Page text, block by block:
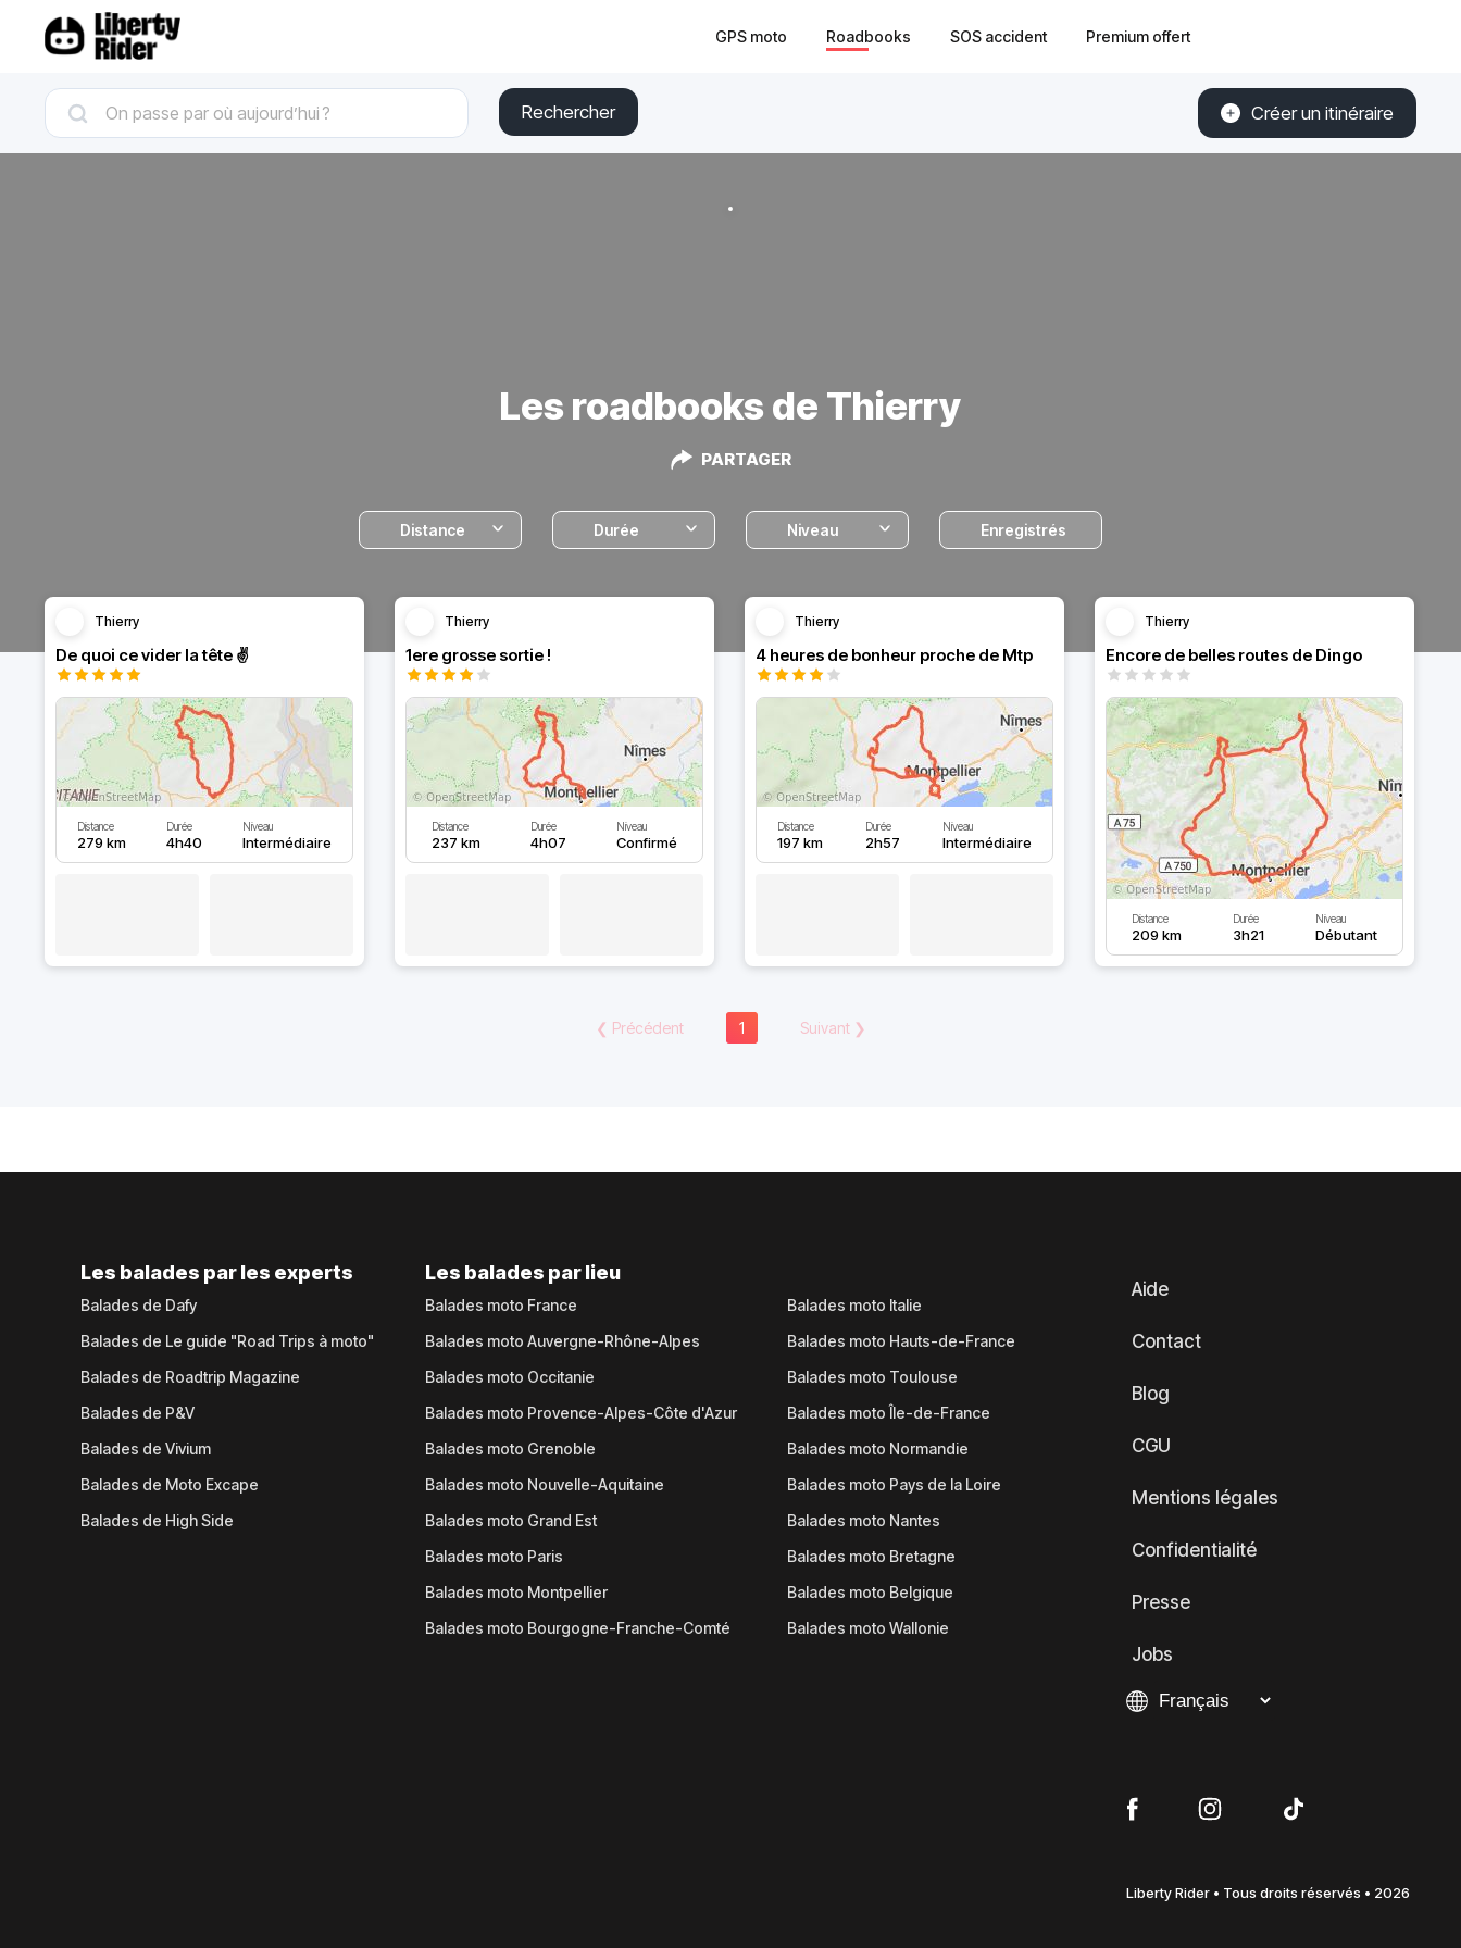
GPS moto Roadbooks SOS accident Premium offert
Rechercher Créer un itinéraire
Les roadbooks de Thierry
PARTAGER
Distance Durée Niveau Enregistrés
Thierry
De quoi ce vider la tête ✌️
Distance
279 km
Durée
4h40
Niveau
Intermédiaire
Thierry
1ere grosse sortie !
Distance
237 km
Durée
4h07
Niveau
Confirmé
Thierry
4 heures de bonheur proche de Mtp
Distance
197 km
Durée
2h57
Niveau
Intermédiaire
Thierry
Encore de belles routes de Dingo
Distance
209 km
Durée
3h21
Niveau
Débutant
❮ Précédent 1 Suivant❯
Les balades par les experts
Balades de Dafy
Balades de Le guide "Road Trips à moto"
Balades de Roadtrip Magazine
Balades de P&V
Balades de Vivium
Balades de Moto Excape
Balades de High Side
Les balades par lieu
Balades moto France
Balades moto Auvergne-Rhône-Alpes
Balades moto Occitanie
Balades moto Provence-Alpes-Côte d'Azur
Balades moto Grenoble
Balades moto Nouvelle-Aquitaine
Balades moto Grand Est
Balades moto Paris
Balades moto Montpellier
Balades moto Bourgogne-Franche-Comté
Balades moto Italie
Balades moto Hauts-de-France
Balades moto Toulouse
Balades moto Île-de-France
Balades moto Normandie
Balades moto Pays de la Loire
Balades moto Nantes
Balades moto Bretagne
Balades moto Belgique
Balades moto Wallonie
Aide
Contact
Blog
CGU
Mentions légales
Confidentialité
Presse
Jobs
Liberty Rider • Tous droits réservés • 2026